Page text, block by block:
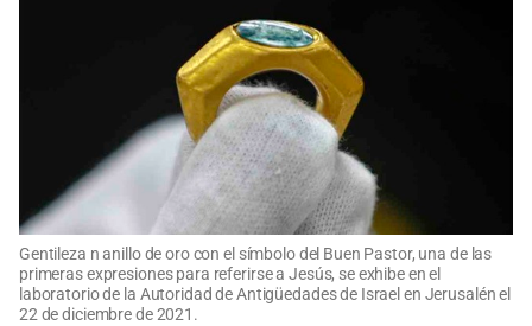
Gentileza n anillo de oro con el símbolo del Buen Pastor, una de las
primeras expresiones para referirse a Jesús, se exhibe en el
laboratorio de la Autoridad de Antigüedades de Israel en Jerusalén el
22 de diciembre de 2021.